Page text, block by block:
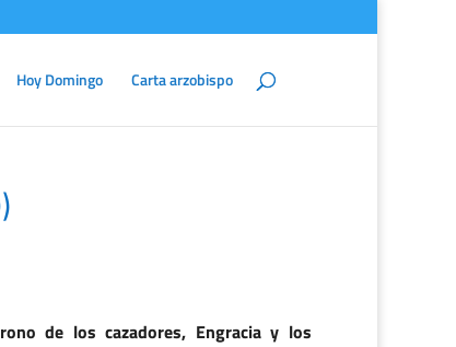
Hoy Domingo Carta arzobispo
de los cazadores, Engracia y los